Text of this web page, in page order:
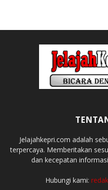
Jelajahkepri.com adalah
terpercaya. Memberitakan
dan kecepatan
Hubungi kami: